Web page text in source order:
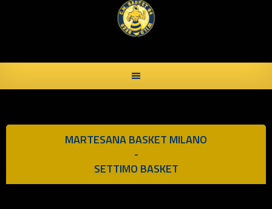
MARTESANA BASKET MILANO
-
SETTIMO BASKET